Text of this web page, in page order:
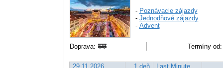
- Poznávacie zájazdy
- Jednodňové zájazdy
- Advent
Doprava: Termíny
29.11.2026 1 deň
Last Minute